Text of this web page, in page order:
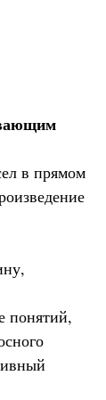
в прямом
понятий,